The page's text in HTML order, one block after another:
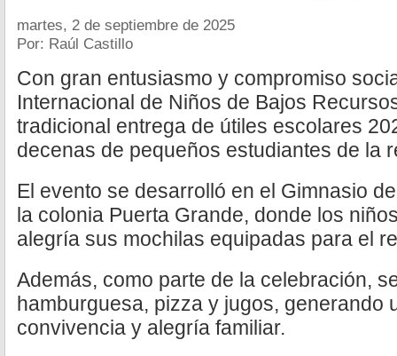
martes, 2 de septiembre de 2025
Por: Raúl Castillo
Con gran entusiasmo y compromiso
Internacional de Niños de Bajos
tradicional entrega de útiles escolares
decenas de pequeños estudiantes de la
El evento se desarrolló en el Gimnasio
la colonia Puerta Grande, donde los
alegría sus mochilas equipadas para el
Además, como parte de la celebración,
hamburguesa, pizza y jugos, generando
convivencia y alegría familiar.